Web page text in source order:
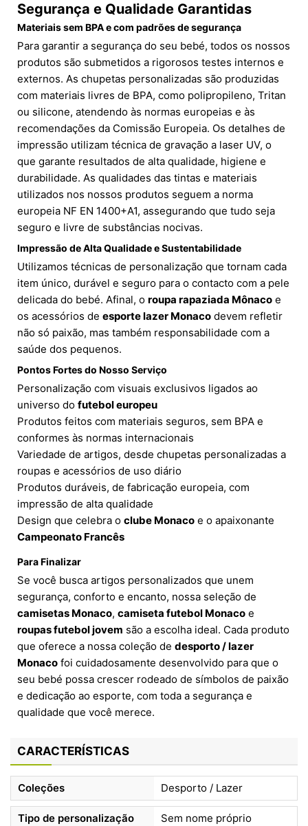
Segurança e Qualidade Garantidas
Materiais sem BPA e com padrões de segurança
Para garantir a segurança do seu bebé, todos os nossos
produtos são submetidos a rigorosos testes internos e
externos. As chupetas personalizadas são produzidas
com materiais livres de BPA, como polipropileno, Tritan
ou silicone, atendendo às normas europeias e às
recomendações da Comissão Europeia. Os detalhes de
impressão utilizam técnica de gravação a laser UV, o
que garante resultados de alta qualidade, higiene e
durabilidade. As qualidades das tintas e materiais
utilizados nos nossos produtos seguem a norma
europeia NF EN 1400+A1, assegurando que tudo seja
seguro e livre de substâncias nocivas.
Impressão de Alta Qualidade e Sustentabilidade
Utilizamos técnicas de personalização que tornam cada
item único, durável e seguro para o contacto com a pele
delicada do bebé. Afinal, o roupa rapaziada Mônaco e
os acessórios de esporte lazer Monaco devem refletir
não só paixão, mas também responsabilidade com a
saúde dos pequenos.
Pontos Fortes do Nosso Serviço
Personalização com visuais exclusivos ligados ao
universo do futebol europeu
Produtos feitos com materiais seguros, sem BPA e
conformes às normas internacionais
Variedade de artigos, desde chupetas personalizadas a
roupas e acessórios de uso diário
Produtos duráveis, de fabricação europeia, com
impressão de alta qualidade
Design que celebra o clube Monaco e o apaixonante
Campeonato Francês
Para Finalizar
Se você busca artigos personalizados que unem
segurança, conforto e encanto, nossa seleção de
camisetas Monaco, camiseta futebol Monaco e
roupas futebol jovem são a escolha ideal. Cada produto
que oferece a nossa coleção de desporto / lazer
Monaco foi cuidadosamente desenvolvido para que o
seu bebé possa crescer rodeado de símbolos de paixão
e dedicação ao esporte, com toda a segurança e
qualidade que você merece.
CARACTERÍSTICAS
Coleções Desporto / Lazer
Tipo de personalização Sem nome próprio